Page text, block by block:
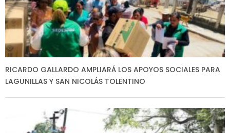
RICARDO GALLARDO AMPLIARÁ LOS APOYOS SOCIALES PARA
LAGUNILLAS Y SAN NICOLÁS TOLENTINO